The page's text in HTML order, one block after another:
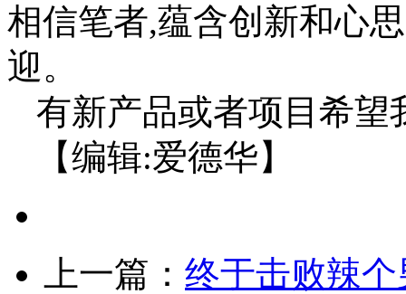
相信笔者,蕴含创新和心
迎。
有新产品或者项目希望
【编辑:爱德华】
上一篇： 终于击败辣